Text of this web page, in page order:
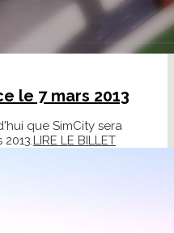
le 7 mars 2013
que SimCity sera
LIRE LE BILLET